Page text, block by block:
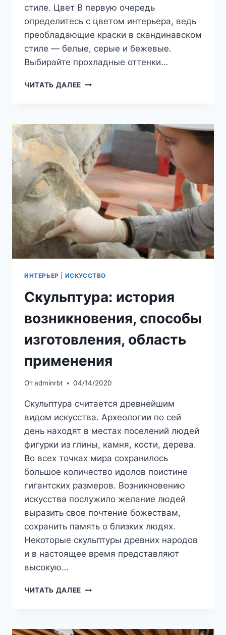
стиле. Цвет В первую очередь
определитесь с цветом интерьера, ведь
преобладающие краски в скандинавском
стиле — белые, серые и бежевые.
Выбирайте прохладные оттенки…
ЧИТАТЬ ДАЛЕЕ ГОСТИНАЯ
—
ОСОБЕННОСТИ
ПРИНЦИПЫ
ОФОРМЛЕНИЯ
ИНТЕРЬЕР ИСКУССТВО
Скульптура: история
возникновения, способы
изготовления, область
применения
Отadminrbt 04/14/2020
Скульптура считается древнейшим
видом искусства. Археологии по сей
день находят в местах поселений людей
фигурки из глины, камня, кости, дерева.
Во всех точках мира сохранилось
большое количество идолов поистине
гигантских размеров. Возникновению
искусства послужило желание людей
выразить свое почтение божествам,
сохранить память о близких людях.
Некоторые скульптуры древних народов
и в настоящее время представляют
высокую…
ЧИТАТЬ ДАЛЕЕ СКУЛЬПТУРА:
ИЗГОТОВЛЕНИЯ,